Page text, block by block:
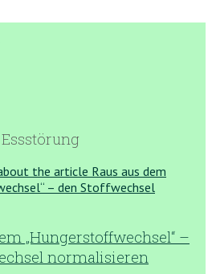
„Hungerstoffwechsel“ –
normalisieren